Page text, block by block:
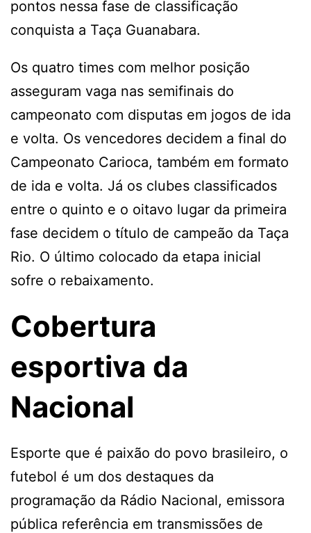
pontos nessa fase de classificação
conquista a Taça Guanabara.
Os quatro times com melhor posição
asseguram vaga nas semifinais do
campeonato com disputas em jogos de ida
e volta. Os vencedores decidem a final do
Campeonato Carioca, também em formato
de ida e volta. Já os clubes classificados
entre o quinto e o oitavo lugar da primeira
fase decidem o título de campeão da Taça
Rio. O último colocado da etapa inicial
sofre o rebaixamento.
Cobertura
esportiva da
Nacional
Esporte que é paixão do povo brasileiro, o
futebol é um dos destaques da
programação da Rádio Nacional, emissora
pública referência em transmissões de